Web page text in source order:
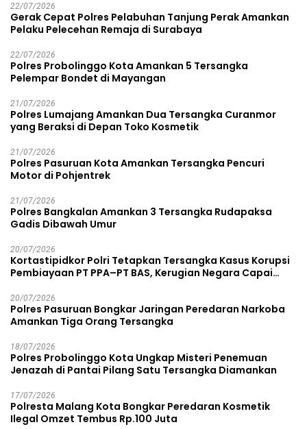
22/07/2026
Gerak Cepat Polres Pelabuhan Tanjung Perak Amankan
Pelaku Pelecehan Remaja di Surabaya
22/07/2026
Polres Probolinggo Kota Amankan 5 Tersangka
Pelempar Bondet di Mayangan
21/07/2026
Polres Lumajang Amankan Dua Tersangka Curanmor
yang Beraksi di Depan Toko Kosmetik
21/07/2026
Polres Pasuruan Kota Amankan Tersangka Pencuri
Motor di Pohjentrek
21/07/2026
Polres Bangkalan Amankan 3 Tersangka Rudapaksa
Gadis Dibawah Umur
20/07/2026
Kortastipidkor Polri Tetapkan Tersangka Kasus Korupsi
Pembiayaan PT PPA–PT BAS, Kerugian Negara Capai
20/07/2026
Polres Pasuruan Bongkar Jaringan Peredaran Narkoba
Amankan Tiga Orang Tersangka
18/07/2026
Polres Probolinggo Kota Ungkap Misteri Penemuan
Jenazah di Pantai Pilang Satu Tersangka Diamankan
17/07/2026
Polresta Malang Kota Bongkar Peredaran Kosmetik
Ilegal Omzet Tembus Rp.100 Juta